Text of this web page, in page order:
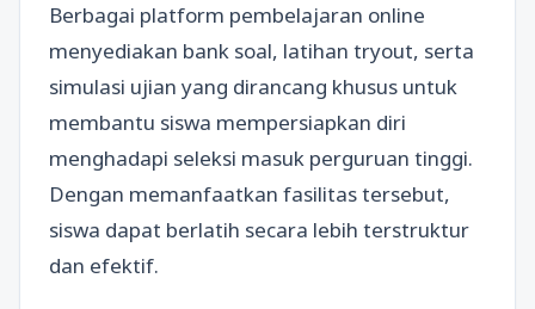
Berbagai platform pembelajaran online
menyediakan bank soal, latihan tryout, serta
simulasi ujian yang dirancang khusus untuk
membantu siswa mempersiapkan diri
menghadapi seleksi masuk perguruan tinggi.
Dengan memanfaatkan fasilitas tersebut,
siswa dapat berlatih secara lebih terstruktur
dan efektif.